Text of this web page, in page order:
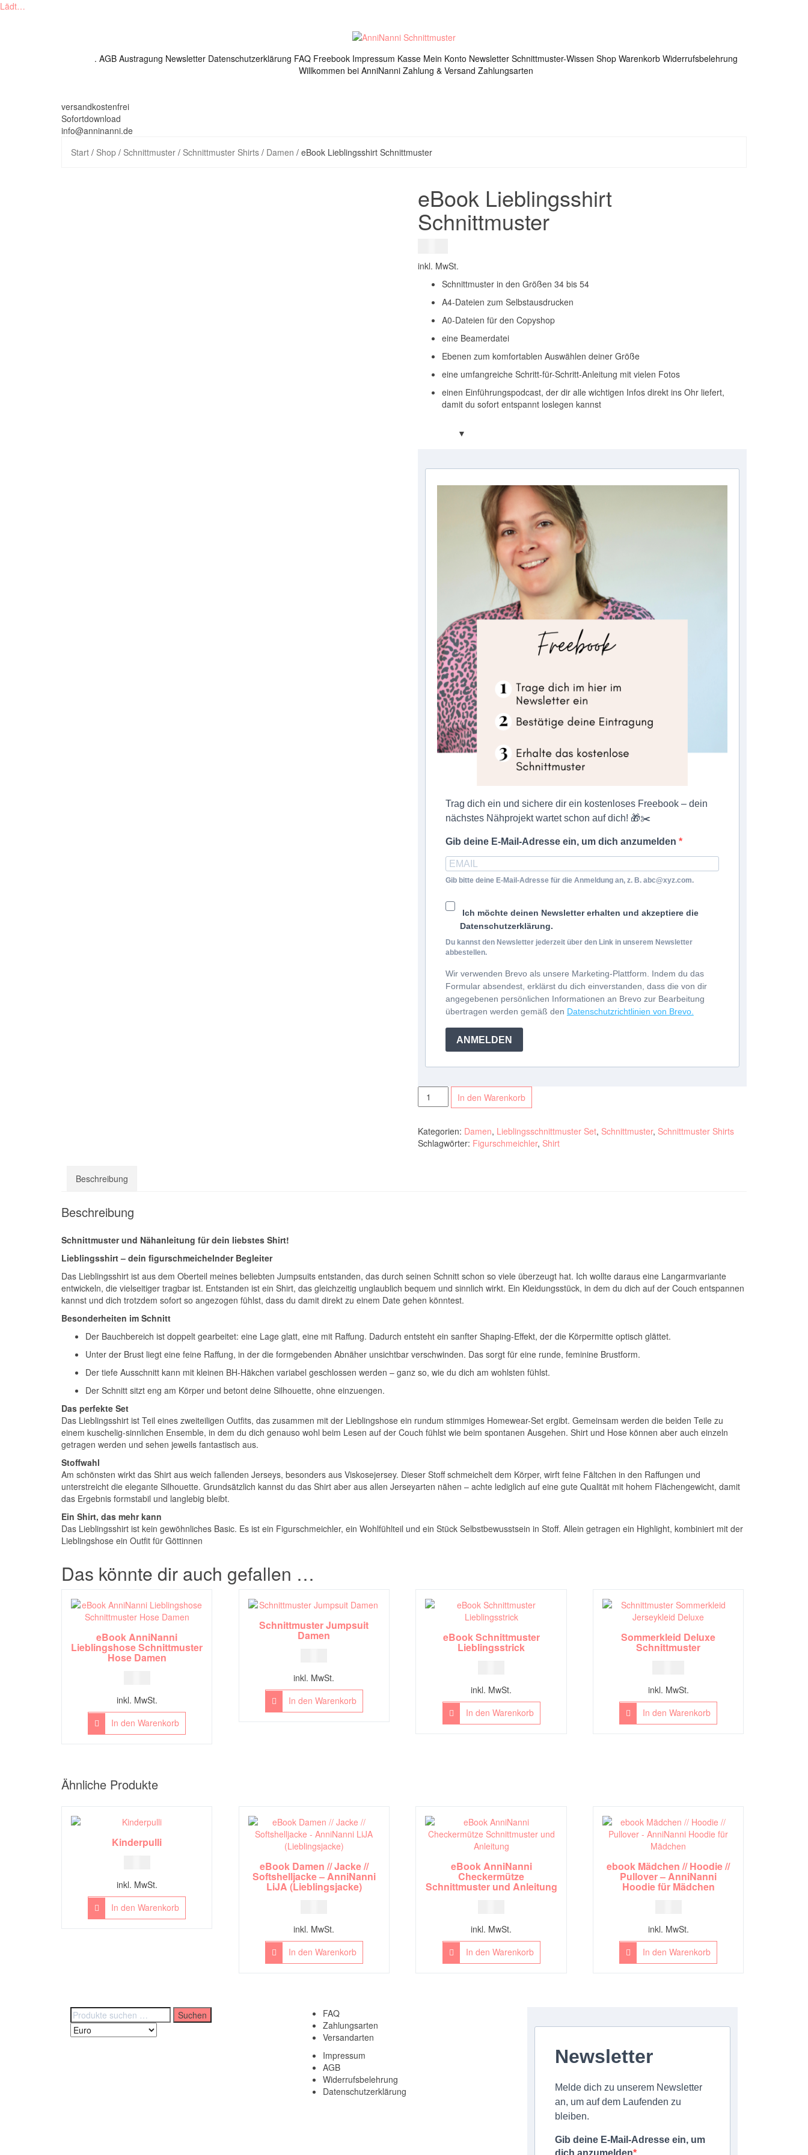
Lädt…
. AGB Austragung Newsletter Datenschutzerklärung FAQ Freebook Impressum Kasse Mein Konto Newsletter Schnittmuster-Wissen Shop Warenkorb Widerrufsbelehrung
Willkommen bei AnniNanni Zahlung & Versand Zahlungsarten
versandkostenfrei
Sofortdownload
info@anninanni.de
Start / Shop / Schnittmuster / Schnittmuster Shirts / Damen / eBook Lieblingsshirt Schnittmuster
eBook Lieblingsshirt
Schnittmuster
inkl. MwSt.
Schnittmuster in den Größen 34 bis 54
A4-Dateien zum Selbstausdrucken
A0-Dateien für den Copyshop
eine Beamerdatei
Ebenen zum komfortablen Auswählen deiner Größe
eine umfangreiche Schritt-für-Schritt-Anleitung mit vielen Fotos
einen Einführungspodcast, der dir alle wichtigen Infos direkt ins Ohr liefert,
damit du sofort entspannt loslegen kannst
Trag dich ein und sichere dir ein kostenloses Freebook – dein
nächstes Nähprojekt wartet schon auf dich! 🎁✂️
Gib deine E-Mail-Adresse ein, um dich anzumelden
Gib bitte deine E-Mail-Adresse für die Anmeldung an, z. B. abc@xyz.com.
Ich möchte deinen Newsletter erhalten und akzeptiere die
Datenschutzerklärung.
Du kannst den Newsletter jederzeit über den Link in unserem Newsletter
abbestellen.
Wir verwenden Brevo als unsere Marketing-Plattform. Indem du das
Formular absendest, erklärst du dich einverstanden, dass die von dir
angegebenen persönlichen Informationen an Brevo zur Bearbeitung
übertragen werden gemäß den Datenschutzrichtlinien von Brevo.
ANMELDEN
eBook
Lieblingsshirt
Menge
In den Warenkorb
Kategorien: Damen, Lieblingsschnittmuster Set, Schnittmuster, Schnittmuster Shirts
Schlagwörter: Figurschmeichler, Shirt
Beschreibung
Beschreibung
Schnittmuster und Nähanleitung für dein liebstes Shirt!
Lieblingsshirt – dein figurschmeichelnder Begleiter
Das Lieblingsshirt ist aus dem Oberteil meines beliebten Jumpsuits entstanden, das durch seinen Schnitt schon so viele überzeugt hat. Ich wollte daraus eine Langarmvariante
entwickeln, die vielseitiger tragbar ist. Entstanden ist ein Shirt, das gleichzeitig unglaublich bequem und sinnlich wirkt. Ein Kleidungsstück, in dem du dich auf der Couch entspannen
kannst und dich trotzdem sofort so angezogen fühlst, dass du damit direkt zu einem Date gehen könntest.
Besonderheiten im Schnitt
Der Bauchbereich ist doppelt gearbeitet: eine Lage glatt, eine mit Raffung. Dadurch entsteht ein sanfter Shaping-Effekt, der die Körpermitte optisch glättet.
Unter der Brust liegt eine feine Raffung, in der die formgebenden Abnäher unsichtbar verschwinden. Das sorgt für eine runde, feminine Brustform.
Der tiefe Ausschnitt kann mit kleinen BH-Häkchen variabel geschlossen werden – ganz so, wie du dich am wohlsten fühlst.
Der Schnitt sitzt eng am Körper und betont deine Silhouette, ohne einzuengen.
Das perfekte Set
Das Lieblingsshirt ist Teil eines zweiteiligen Outfits, das zusammen mit der Lieblingshose ein rundum stimmiges Homewear-Set ergibt. Gemeinsam werden die beiden Teile zu
einem kuschelig-sinnlichen Ensemble, in dem du dich genauso wohl beim Lesen auf der Couch fühlst wie beim spontanen Ausgehen. Shirt und Hose können aber auch einzeln
getragen werden und sehen jeweils fantastisch aus.
Stoffwahl
Am schönsten wirkt das Shirt aus weich fallenden Jerseys, besonders aus Viskosejersey. Dieser Stoff schmeichelt dem Körper, wirft feine Fältchen in den Raffungen und
unterstreicht die elegante Silhouette. Grundsätzlich kannst du das Shirt aber aus allen Jerseyarten nähen – achte lediglich auf eine gute Qualität mit hohem Flächengewicht, damit
das Ergebnis formstabil und langlebig bleibt.
Ein Shirt, das mehr kann
Das Lieblingsshirt ist kein gewöhnliches Basic. Es ist ein Figurschmeichler, ein Wohlfühlteil und ein Stück Selbstbewusstsein in Stoff. Allein getragen ein Highlight, kombiniert mit der
Lieblingshose ein Outfit für Göttinnen
Das könnte dir auch gefallen …
eBook AnniNanni
Lieblingshose Schnittmuster
Hose Damen
inkl. MwSt.
In den Warenkorb
Schnittmuster Jumpsuit
Damen
inkl. MwSt.
In den Warenkorb
eBook Schnittmuster
Lieblingsstrick
inkl. MwSt.
In den Warenkorb
Sommerkleid Deluxe
Schnittmuster
inkl. MwSt.
In den Warenkorb
Ähnliche Produkte
Kinderpulli
inkl. MwSt.
In den Warenkorb
eBook Damen // Jacke //
Softshelljacke – AnniNanni
LiJA (Lieblingsjacke)
inkl. MwSt.
In den Warenkorb
eBook AnniNanni
Checkermütze
Schnittmuster und Anleitung
inkl. MwSt.
In den Warenkorb
ebook Mädchen // Hoodie //
Pullover – AnniNanni
Hoodie für Mädchen
inkl. MwSt.
In den Warenkorb
Suchen
nach:
Suchen
FAQ
Zahlungsarten
Versandarten
Impressum
AGB
Widerrufsbelehrung
Datenschutzerklärung
Newsletter
Melde dich zu unserem Newsletter
an, um auf dem Laufenden zu
bleiben.
Gib deine E-Mail-Adresse ein, um
dich anzumelden